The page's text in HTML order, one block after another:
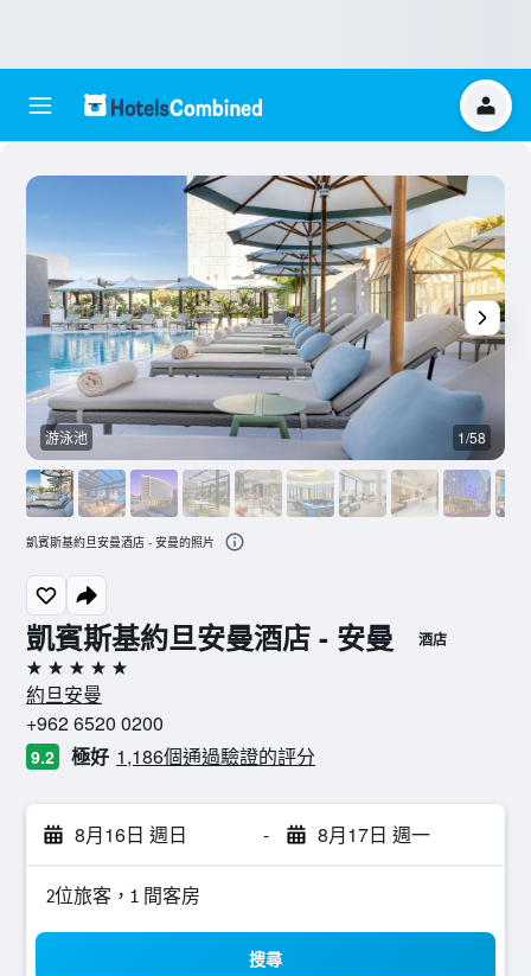
凱賓斯基約旦安曼酒店 - 安曼 酒店
5星級
約旦安曼
+962 6520 0200
9.2 極好 1,186個通過驗證的評分
8月16日 週日 - 8月17日 週一
2位旅客，1 間客房
搜尋
游泳池 1/58
凱賓斯基約旦安曼酒店 - 安曼的照片